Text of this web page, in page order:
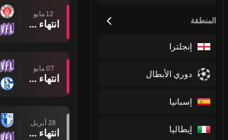
المنطقة
إنجلترا
دوري الأبطال
إسبانيا
إيطاليا
12 مايو
انتهاء وقت المباراة
07 مايو
انتهاء وقت المباراة
28 أبريل
انتهاء وقت المباراة